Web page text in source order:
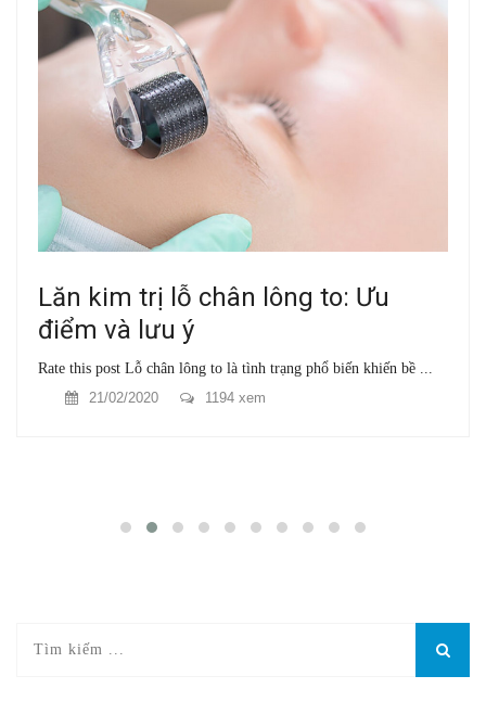
Lăn kim trị lỗ chân lông to: Ưu
điểm và lưu ý
Rate this post Lỗ chân lông to là tình trạng phổ biến khiến bề ...
21/02/2020
1194 xem